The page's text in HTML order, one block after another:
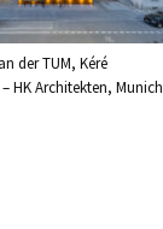
der TUM, Kéré
HK Architekten, Munich